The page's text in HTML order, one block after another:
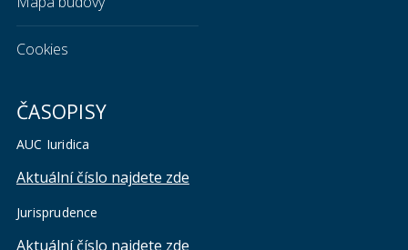
Cookies
ČASOPISY
AUC Iuridica
Aktuální číslo najdete zde
Jurisprudence
Aktuální číslo najdete zde